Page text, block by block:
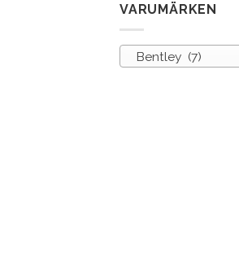
VARUMÄRKEN
Bentley (7)